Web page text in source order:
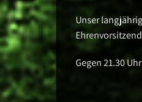
Unser
Gegen 21.30